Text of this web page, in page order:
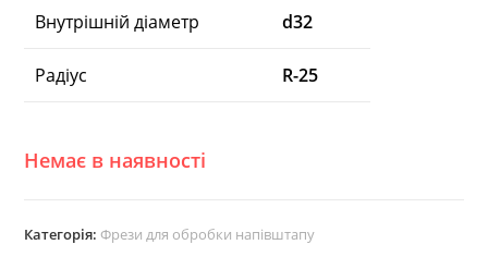
Внутрішній діаметр d32
Радіус R-25
Немає в наявності
Категорія:Фрези для обробки напівштапу